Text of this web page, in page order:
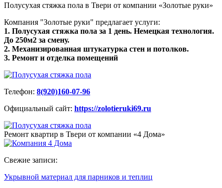
Полусухая стяжка пола в Твери от компании «Золотые руки»
Компания "Золотые руки" предлагает услуги:
1. Полусухая стяжка пола за 1 день. Немецкая технология.
До 250м2 за смену.
2. Механизированная штукатурка стен и потолков.
3. Ремонт и отделка помещений
Телефон: 8(920)160-07-96
Официальный сайт: https://zolotieruki69.ru
Ремонт квартир в Твери от компании «4 Дома»
Свежие записи:
Укрывной материал для парников и теплиц